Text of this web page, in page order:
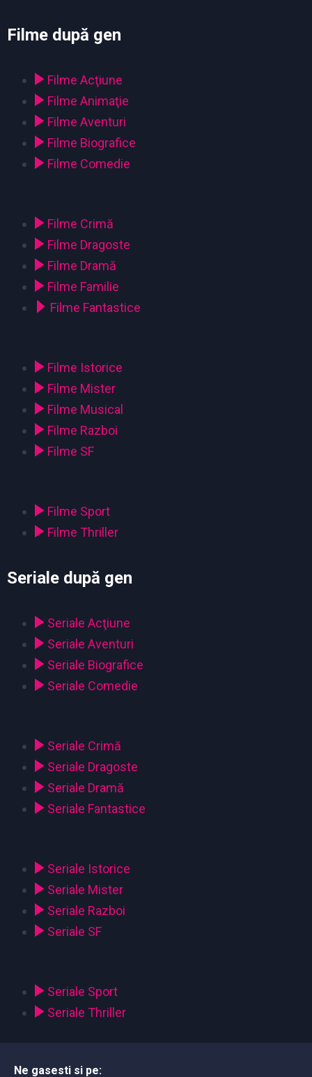
Filme după gen
Filme Acţiune
Filme Animaţie
Filme Aventuri
Filme Biografice
Filme Comedie
Filme Crimă
Filme Dragoste
Filme Dramă
Filme Familie
Filme Fantastice
Filme Istorice
Filme Mister
Filme Musical
Filme Razboi
Filme SF
Filme Sport
Filme Thriller
Seriale după gen
Seriale Acţiune
Seriale Aventuri
Seriale Biografice
Seriale Comedie
Seriale Crimă
Seriale Dragoste
Seriale Dramă
Seriale Fantastice
Seriale Istorice
Seriale Mister
Seriale Razboi
Seriale SF
Seriale Sport
Seriale Thriller
Ne gasesti si pe: